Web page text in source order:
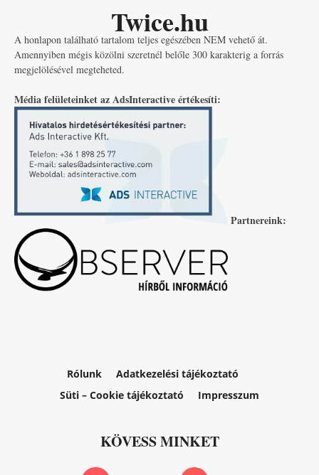
Twice.hu
A honlapon található tartalom teljes egészében NEM vehető át.
Amennyiben mégis közölni szeretnél belőle 300 karakterig a forrás
megjelölésével megteheted.
Média felületeinket az AdsInteractive értékesíti:
Partnereink:
Rólunk
Adatkezelési tájékoztató
Süti – Cookie tájékoztató
Impresszum
KÖVESS MINKET